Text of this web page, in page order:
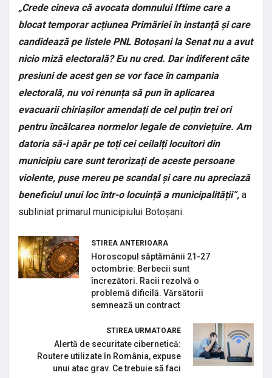
„Crede cineva că avocata domnului Iftime care a
blocat temporar acțiunea Primăriei în instanță și care
candidează pe listele PNL Botoșani la Senat nu a avut
nicio miză electorală? Eu nu cred. Dar indiferent câte
presiuni de acest gen se vor face în campania
electorală, nu voi renunța să pun în aplicarea
evacuarii chiriașilor amendați de cel puțin trei ori
pentru încălcarea normelor legale de conviețuire. Am
datoria să-i apăr pe toți cei ceilalți locuitori din
municipiu care sunt terorizați de aceste persoane
violente, puse mereu pe scandal și care nu apreciază
beneficiul unui loc într-o locuință a municipalității”, a
subliniat primarul municipiului Botoșani.
STIREA ANTERIOARA
Horoscopul săptămânii 21-27
octombrie: Berbecii sunt
încrezători. Racii rezolvă o
problemă dificilă. Vărsătorii
semnează un contract
STIREA URMATOARE
Alertă de securitate cibernetică:
Routere utilizate în România, expuse
unui atac grav. Ce trebuie să faci